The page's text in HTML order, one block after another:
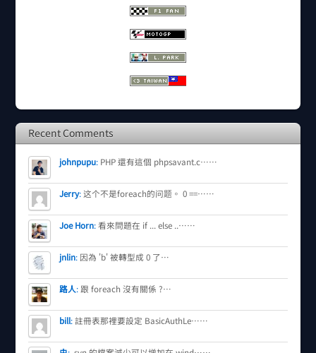
Recent Comments
johnpupu: PHP 還有這個 phpsavant.c……
Jerry:这个不是foreach的问题。 0 ==……
Joe Horn:看來問題在 if ... else ..……
jnlin: 因為 'b' 被轉型成 0 了…
路人:跟 foreach 沒有關係 ?…
bill:註冊表那裡要設定 BasicAuthLe……